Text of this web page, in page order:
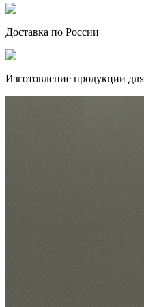
Доставка по России
Изготовление продукции